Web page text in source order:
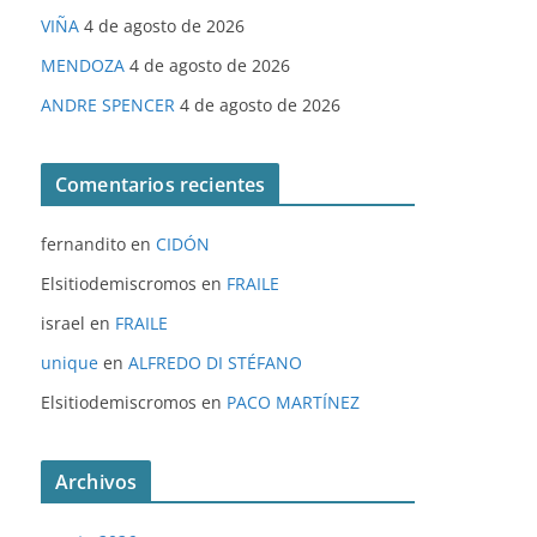
VIÑA 4 de agosto de 2026
MENDOZA 4 de agosto de 2026
ANDRE SPENCER 4 de agosto de 2026
Comentarios recientes
fernandito en CIDÓN
Elsitiodemiscromos en FRAILE
israel en FRAILE
unique en ALFREDO DI STÉFANO
Elsitiodemiscromos en PACO MARTÍNEZ
Archivos